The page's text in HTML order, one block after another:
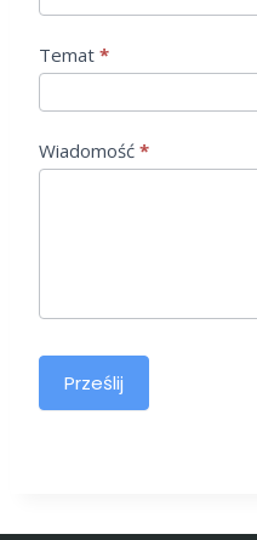
Temat *
Wiadomość *
Prześlij